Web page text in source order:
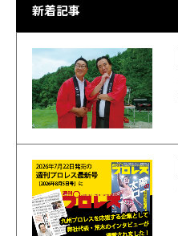
新着記事